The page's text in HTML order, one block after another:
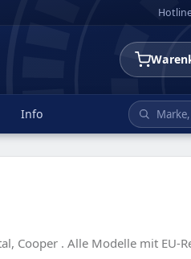
Info
Cooper . Alle Modelle mit EU-